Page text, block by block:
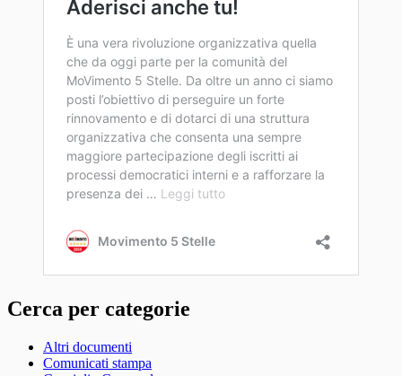
Cerca per categorie
Altri documenti
Comunicati stampa